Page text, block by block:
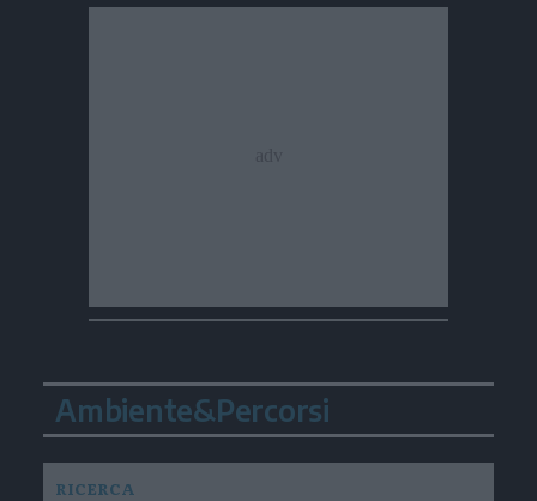
Ambiente&Percorsi
RICERCA